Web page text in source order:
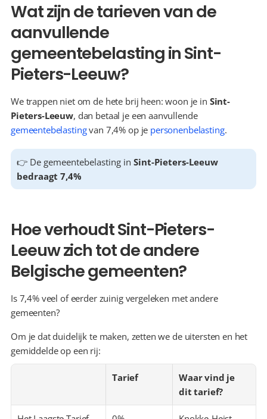
Wat zijn de tarieven van de
aanvullende
gemeentebelasting in Sint-
Pieters-Leeuw?
We trappen niet om de hete brij heen: woon je in Sint-
Pieters-Leeuw
, dan betaal je een aanvullende
gemeentebelasting van 7,4% op je personenbelasting.
👉 De gemeentebelasting in Sint-Pieters-Leeuw
bedraagt 7,4%
Hoe verhoudt Sint-Pieters-
Leeuw zich tot de andere
Belgische gemeenten?
Is 7,4% veel of eerder zuinig vergeleken met andere
gemeenten?
Om je dat duidelijk te maken, zetten we de uitersten en het
gemiddelde op een rij:
Tarief
Waar vind je
dit tarief?